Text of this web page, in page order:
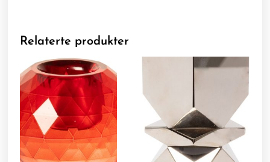
Relaterte produkter